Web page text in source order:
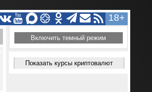
18+
Включить темный режим
Показать курсы криптовалют